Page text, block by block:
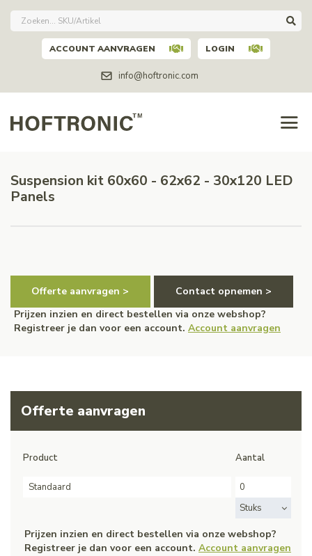
info@hoftronic.com
ACCOUNT AANVRAGEN LOGIN
Suspension kit 60x60 - 62x62 - 30x120 LED
Panels
Offerte aanvragen >
Contact opnemen >
Prijzen inzien en direct bestellen via onze webshop?
Registreer je dan voor een account. Account aanvragen
Offerte aanvragen
Product Aantal
Standaard
Stuks
Prijzen inzien en direct bestellen via onze webshop?
Registreer je dan voor een account. Account aanvragen